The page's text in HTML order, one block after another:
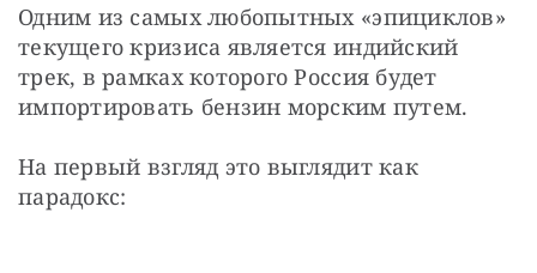
Одним из самых любопытных «эпициклов»
текущего кризиса является индийский
трек, в рамках которого Россия будет
импортировать бензин морским путем.
На первый взгляд это выглядит как
парадокс: